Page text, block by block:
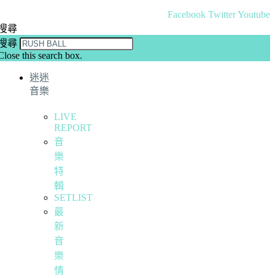
Facebook TwitterYoutube
尋
尋
this search box.
迷迷
音樂
LIVE
REPORT
音
樂
特
輯
SETLIST
最
新
音
樂
情